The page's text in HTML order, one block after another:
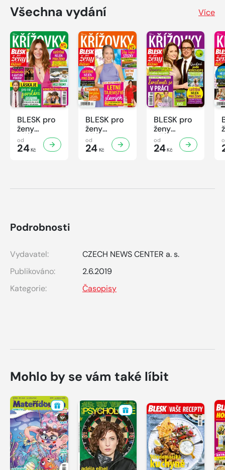
Všechna vydání Více
BLESK pro
ženy
KŘÍŽOVKY
- 8/2026
od
24Kč
BLESK pro
ženy
KŘÍŽOVKY
- 7/2026
od
24Kč
BLESK pro
ženy
KŘÍŽOVKY
- 6/2026
od
24Kč
Podrobnosti
Vydavatel:
CZECH NEWS CENTER a. s.
Publikováno:
2.6.2019
Kategorie:
Časopisy
Mohlo by se vám také líbit